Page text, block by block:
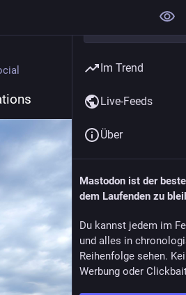
Im Trend
Live-Feeds
Über
Mastodon ist der
dem Laufenden zu
Du kannst jedem im
und alles in
Reihenfolge sehen.
Werbung oder